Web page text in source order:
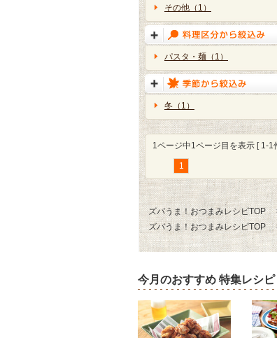
その他（1）
パスタ・麺（1）
冬（1）
1ページ中1ページ目を表示 [ 1-1
1
ズバうま！おつまみレシピTOP
ズバうま！おつまみレシピTOP
今月のおすすめ 特集レシピ